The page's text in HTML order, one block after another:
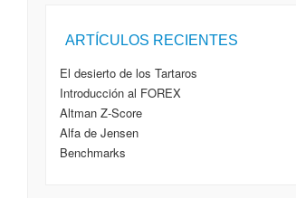
VaR ( Value at Risk) - 26 Enero, 2014
Cartera eficiente de Bolsia.com - 26 Enero, 2014
Riesgo Sistemático
La Prima de Riesgo en el cálculo del Ke
Diciembre, 2012
Sortino Ratio (Ratios de Performance de
Carteras) - 10 Noviembre, 2012
Omega Ratio
ARTÍCULOS RECIENTES
El desierto de los Tartaros
Introducción al FOREX
Altman Z-Score
Alfa de Jensen
Benchmarks